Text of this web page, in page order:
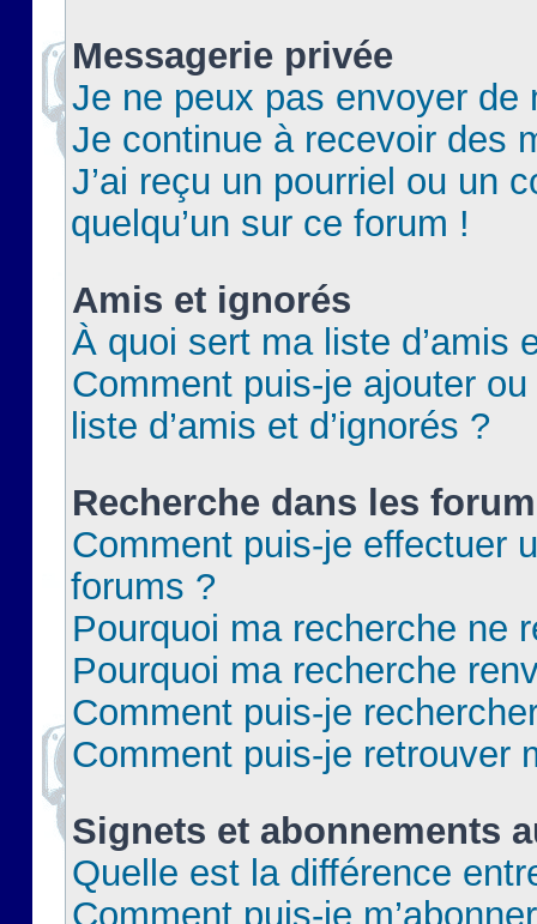
Messagerie privée
Je ne peux pas envoyer de
Je continue à recevoir des
J’ai reçu un pourriel ou un
quelqu’un sur ce forum !
Amis et ignorés
À quoi sert ma liste d’amis
Comment puis-je ajouter
liste d’amis et d’ignorés ?
Recherche dans les
Comment puis-je effectuer
forums ?
Pourquoi ma recherche ne
Pourquoi ma recherche
Comment puis-je
Comment puis-je retrouver
Signets et abonnements
Quelle est la différence
Comment puis-je